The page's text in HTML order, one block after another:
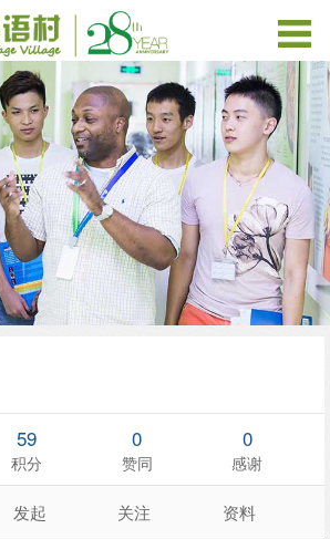
59
积分
0
赞同
0
感谢
发起 关注 资料